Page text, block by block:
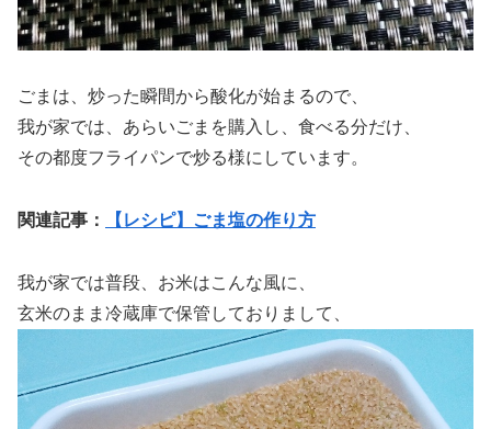
ごまは、炒った瞬間から酸化が始まるので、
我が家では、あらいごまを購入し、食べる分だけ、
その都度フライパンで炒る様にしています。
関連記事： 【レシピ】ごま塩の作り方
我が家では普段、お米はこんな風に、
玄米のまま冷蔵庫で保管しておりまして、